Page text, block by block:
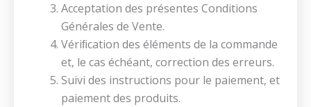
Acceptation des présentes Conditions
Générales de Vente.
Vériﬁcation des éléments de la commande
et, le cas échéant, correction des erreurs.
Suivi des instructions pour le paiement, et
paiement des produits.